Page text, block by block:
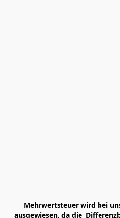
Mehrwertsteuer wird bei
ausgewiesen, da die